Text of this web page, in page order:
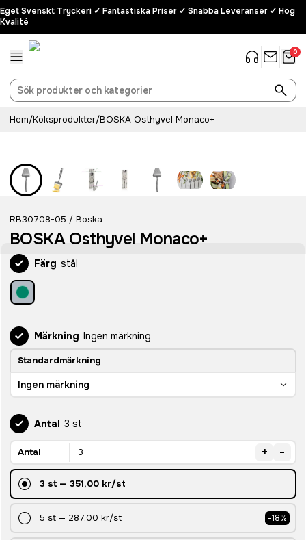
Eget Svenskt Tryckeri ✓ Fantastiska Priser ✓ Snabba Leveranser ✓ Hög
Kvalité
0
Hem/Köksprodukter/BOSKA Osthyvel Monaco+
RB30708-05 / Boska
BOSKA Osthyvel Monaco+
Färg stål
Märkning Ingen märkning
Standardmärkning
Ingen märkning
Antal 3 st
Antal + -
3 st— 351,00 kr/st
5 st — 287,00 kr/st -18%